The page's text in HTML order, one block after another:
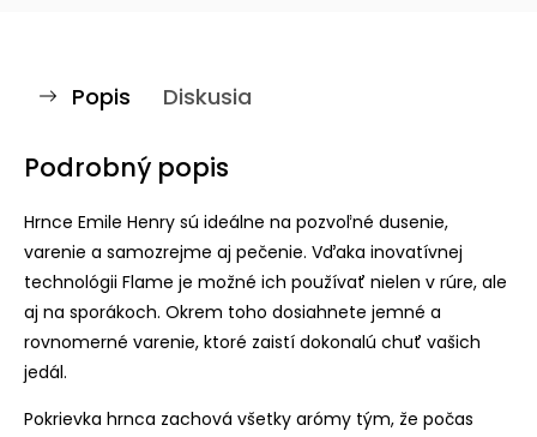
Popis Diskusia
Podrobný popis
Hrnce Emile Henry sú ideálne na pozvoľné dusenie,
varenie a samozrejme aj pečenie. Vďaka inovatívnej
technológii Flame je možné ich používať nielen v rúre, ale
aj na sporákoch. Okrem toho dosiahnete jemné a
rovnomerné varenie, ktoré zaistí dokonalú chuť vašich
jedál.
Pokrievka hrnca zachová všetky arómy tým, že počas